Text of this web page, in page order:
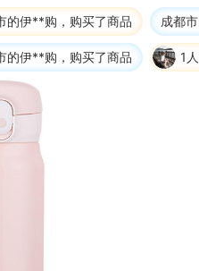
伊**购，购买了商品
伊**购，购买了商品 1人正
成都市